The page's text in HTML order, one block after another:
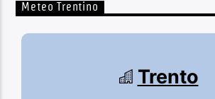
Meteo Trentino